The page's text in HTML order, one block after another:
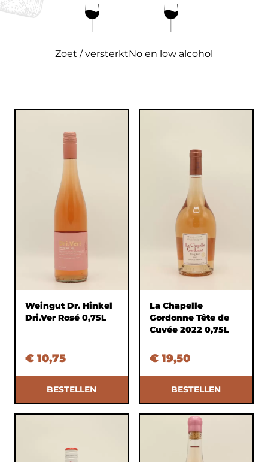
Zoet / versterktNo en low alcohol
Weingut Dr. Hinkel
Dri.Ver Rosé 0,75L
€ 10,75
BESTELLEN
La Chapelle
Gordonne Tête de
Cuvée 2022 0,75L
€ 19,50
BESTELLEN